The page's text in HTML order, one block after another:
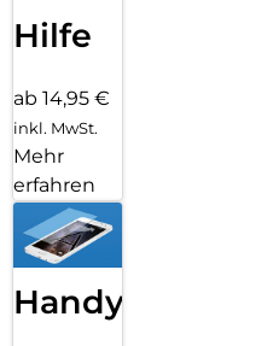
Hilfe
ab 14,95 €
inkl. MwSt.
Mehr
erfahren
Handy